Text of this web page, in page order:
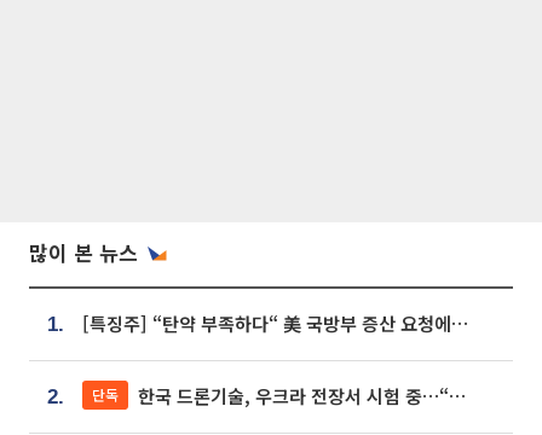
많이 본 뉴스
1. [특징주] “탄약 부족하다“ 美 국방부 증산 요청에⋯국내 방산주 급등세
2. 단독 한국 드론기술, 우크라 전장서 시험 중…“스타트업 여러 곳 참여”